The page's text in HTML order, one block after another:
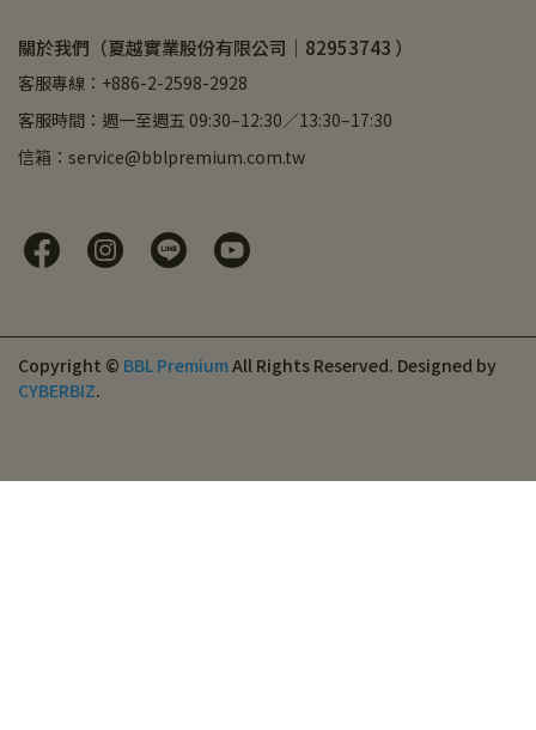
關於我們（夏越實業股份有限公司｜82953743 ）
客服專線：+886-2-2598-2928
客服時間：週一至週五 09:30–12:30／13:30–17:30
信箱：service@bblpremium.com.tw
Copyright © BBL PremiumAll Rights Reserved. Designed by
CYBERBIZ.